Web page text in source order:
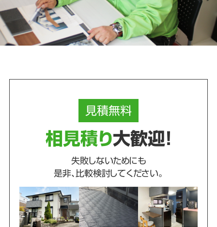
見積無料
相見積り大歓迎！
失敗しないためにも
是非、比較検討してください。